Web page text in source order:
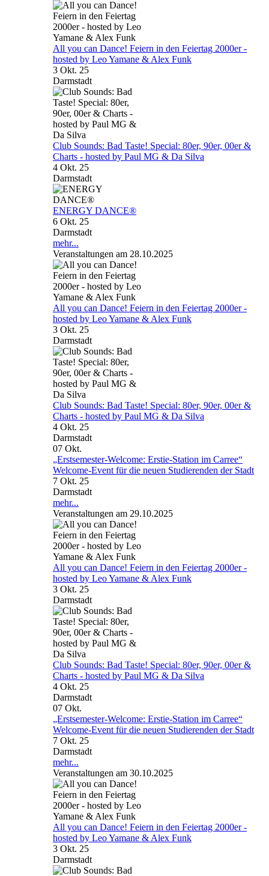
All you can Dance! Feiern in den Feiertag 2000er -
hosted by Leo Yamane & Alex Funk
3 Okt. 25
Darmstadt
Club Sounds: Bad Taste! Special: 80er, 90er, 00er &
Charts - hosted by Paul MG & Da Silva
4 Okt. 25
Darmstadt
ENERGY DANCE®
6 Okt. 25
Darmstadt
mehr...
Veranstaltungen am 28.10.2025
All you can Dance! Feiern in den Feiertag 2000er -
hosted by Leo Yamane & Alex Funk
3 Okt. 25
Darmstadt
Club Sounds: Bad Taste! Special: 80er, 90er, 00er &
Charts - hosted by Paul MG & Da Silva
4 Okt. 25
Darmstadt
07 Okt.
„Erstsemester-Welcome: Erstie-Station im Carree“
Welcome-Event für die neuen Studierenden der Stadt
7 Okt. 25
Darmstadt
mehr...
Veranstaltungen am 29.10.2025
All you can Dance! Feiern in den Feiertag 2000er -
hosted by Leo Yamane & Alex Funk
3 Okt. 25
Darmstadt
Club Sounds: Bad Taste! Special: 80er, 90er, 00er &
Charts - hosted by Paul MG & Da Silva
4 Okt. 25
Darmstadt
07 Okt.
„Erstsemester-Welcome: Erstie-Station im Carree“
Welcome-Event für die neuen Studierenden der Stadt
7 Okt. 25
Darmstadt
mehr...
Veranstaltungen am 30.10.2025
All you can Dance! Feiern in den Feiertag 2000er -
hosted by Leo Yamane & Alex Funk
3 Okt. 25
Darmstadt